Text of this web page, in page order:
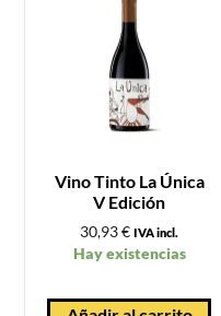
Vino Tinto La Única
V Edición
30,93€ IVA incl.
Hay existencias